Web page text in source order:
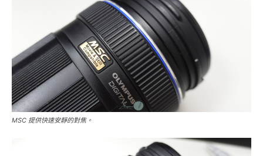
MSC 提供快速安靜的對焦。